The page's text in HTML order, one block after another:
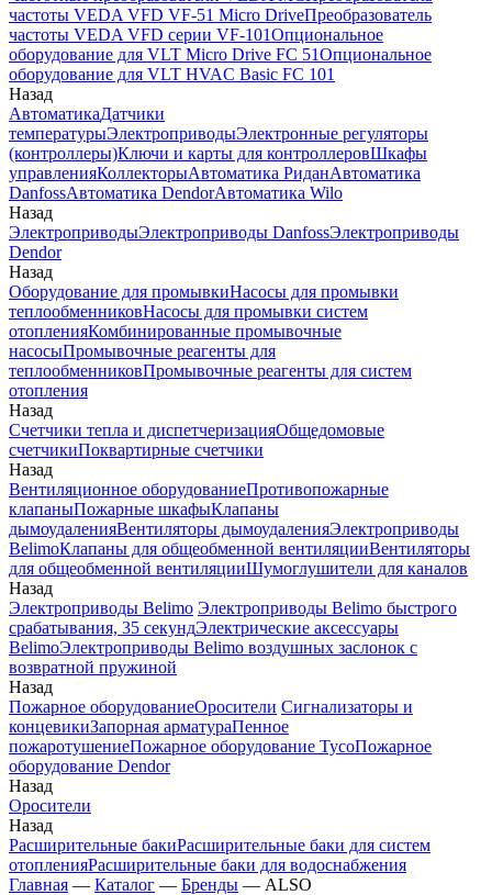
частоты VEDA VFD VF-51 Micro DriveПреобразователь
частоты VEDA VFD серии VF-101Опциональное
оборудование для VLT Micro Drive FC 51Опциональное
оборудование для VLT HVAC Basic FC 101
Назад
АвтоматикаДатчики
температурыЭлектроприводыЭлектронные регуляторы
(контроллеры)Ключи и карты для контроллеровШкафы
управленияКоллекторыАвтоматика РиданАвтоматика
DanfossАвтоматика DendorАвтоматика Wilo
Назад
ЭлектроприводыЭлектроприводы DanfossЭлектроприводы
Dendor
Назад
Оборудование для промывкиНасосы для промывки
теплообменниковНасосы для промывки систем
отопленияКомбинированные промывочные
насосыПромывочные реагенты для
теплообменниковПромывочные реагенты для систем
отопления
Назад
Счетчики тепла и диспетчеризацияОбщедомовые
счетчикиПоквартирные счетчики
Назад
Вентиляционное оборудованиеПротивопожарные
клапаныПожарные шкафыКлапаны
дымоудаленияВентиляторы дымоудаленияЭлектроприводы
BelimoКлапаны для общеобменной вентиляцииВентиляторы
для общеобменной вентиляцииШумоглушители для каналов
Назад
Электроприводы Belimo Электроприводы Belimo быстрого
срабатывания, 35 секундЭлектрические аксессуары
BelimoЭлектроприводы Belimo воздушных заслонок c
возвратной пружиной
Назад
Пожарное оборудованиеОросители Сигнализаторы и
концевикиЗапорная арматураПенное
пожаротушениеПожарное оборудование TycoПожарное
оборудование Dendor
Назад
Оросители
Назад
Расширительные бакиРасширительные баки для систем
отопленияРасширительные баки для водоснабжения
Главная — Каталог — Бренды — ALSO